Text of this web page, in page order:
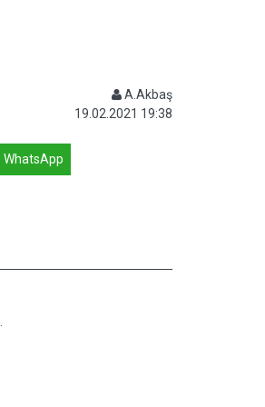
A.Akbaş
19.02.2021 19:38
WhatsApp